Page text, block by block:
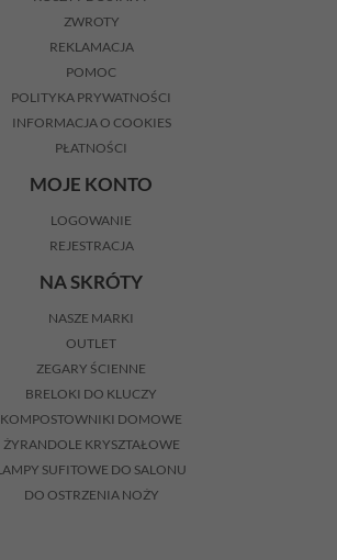
ZWROTY
REKLAMACJA
POMOC
POLITYKA PRYWATNOŚCI
INFORMACJA O COOKIES
PŁATNOŚCI
MOJE KONTO
LOGOWANIE
REJESTRACJA
NA SKRÓTY
NASZE MARKI
OUTLET
ZEGARY ŚCIENNE
BRELOKI DO KLUCZY
KOMPOSTOWNIKI DOMOWE
ŻYRANDOLE KRYSZTAŁOWE
SUFITOWE DO SALONU
DO OSTRZENIA NOŻY